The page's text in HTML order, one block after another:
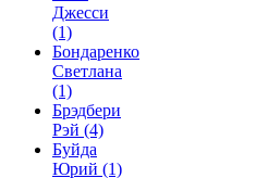
Джесси
(1)
Бондаренко
Светлана
(1)
Брэдбери
Рэй (4)
Буйда
Юрий (1)